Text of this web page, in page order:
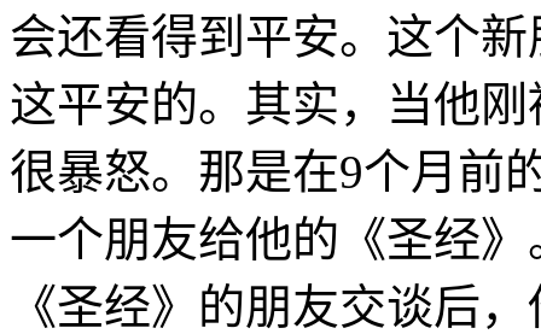
会还看得到平安。这个
这平安的。其实，当他
很暴怒。那是在9个月前
一个朋友给他的《圣经
《圣经》的朋友交谈后